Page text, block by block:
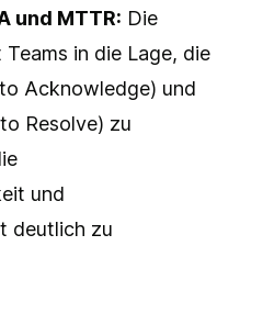
und MTTR: Die
in die Lage, die
Acknowledge) und
Resolve) zu
und
deutlich zu